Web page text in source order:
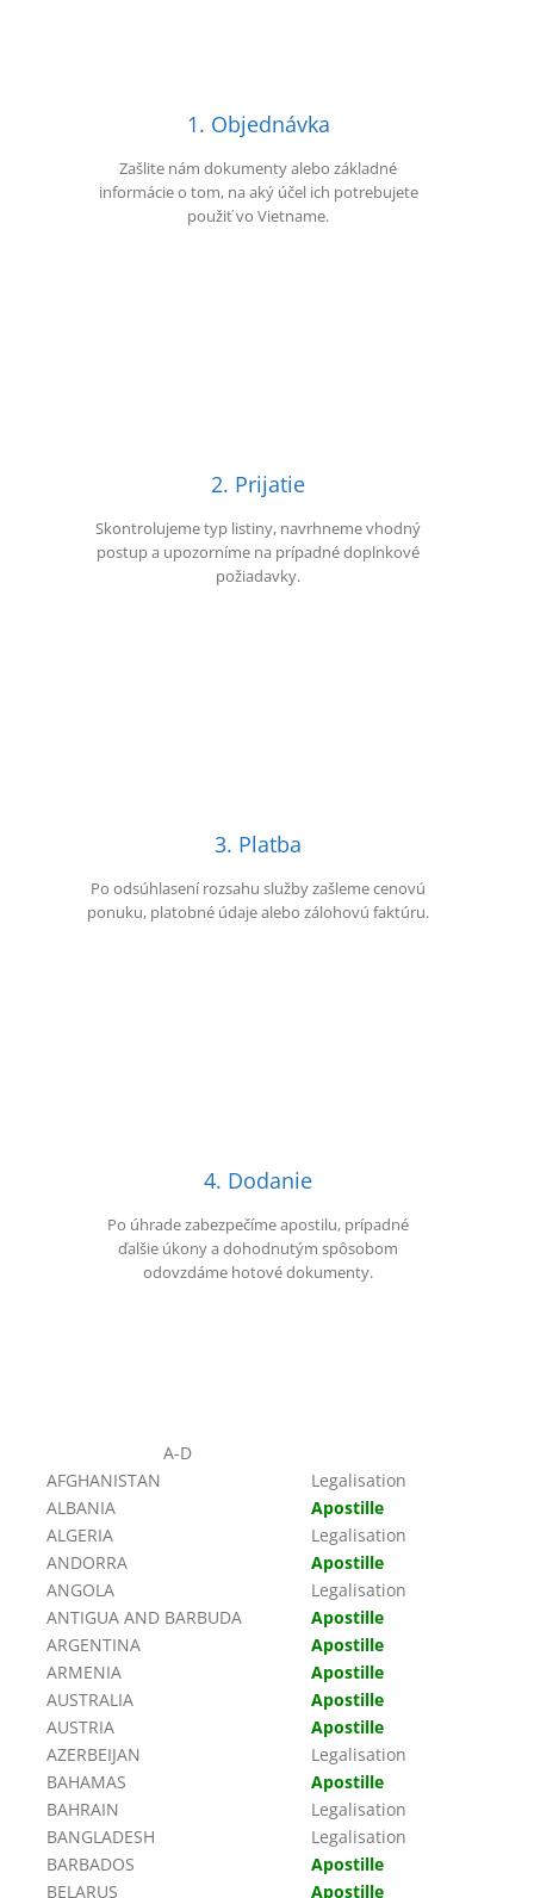
1. Objednávka
Zašlite nám dokumenty alebo základné
informácie o tom, na aký účel ich potrebujete
použiť vo Vietname.
2. Prijatie
Skontrolujeme typ listiny, navrhneme vhodný
postup a upozorníme na prípadné doplnkové
požiadavky.
3. Platba
Po odsúhlasení rozsahu služby zašleme cenovú
ponuku, platobné údaje alebo zálohovú faktúru.
4. Dodanie
Po úhrade zabezpečíme apostilu, prípadné
ďalšie úkony a dohodnutým spôsobom
odovzdáme hotové dokumenty.
A-D
AFGHANISTAN
Legalisation
ALBANIA
Apostille
ALGERIA
Legalisation
ANDORRA
Apostille
ANGOLA
Legalisation
ANTIGUA AND BARBUDA
Apostille
ARGENTINA
Apostille
ARMENIA
Apostille
AUSTRALIA
Apostille
AUSTRIA
Apostille
AZERBEIJAN
Legalisation
BAHAMAS
Apostille
BAHRAIN
Legalisation
BANGLADESH
Legalisation
BARBADOS
Apostille
BELARUS
Apostille